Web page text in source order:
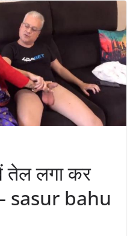
तेल लगा कर
sasur bahu